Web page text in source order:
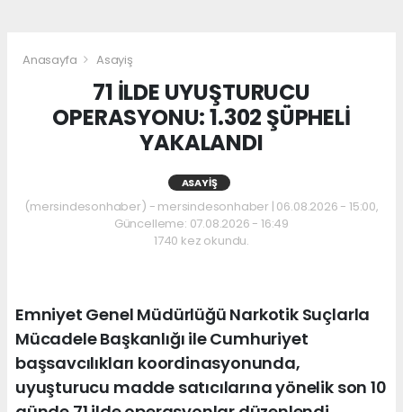
Anasayfa Asayiş
71 İLDE UYUŞTURUCU
OPERASYONU: 1.302 ŞÜPHELİ
YAKALANDI
ASAYIŞ
(mersindesonhaber) - mersindesonhaber | 06.08.2026 - 15:00,
Güncelleme: 07.08.2026 - 16:49
1740 kez okundu.
Emniyet Genel Müdürlüğü Narkotik Suçlarla
Mücadele Başkanlığı ile Cumhuriyet
başsavcılıkları koordinasyonunda,
uyuşturucu madde satıcılarına yönelik son 10